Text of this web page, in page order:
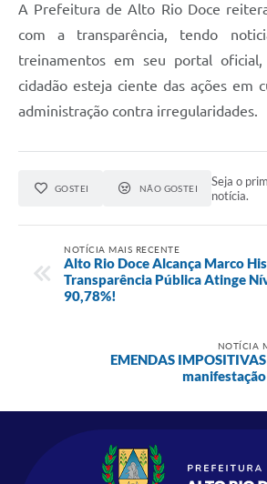
A Prefeitura de Alto Rio Doce
com a transparência, tendo
treinamentos em seu portal
cidadão esteja ciente das ações em
administração contra irregularidades.
GOSTEI NÃO GOSTEI
Seja o
notícia.
NOTÍCIA MAIS RECENTE
Alto Rio Doce Alcança Marco
Transparência Pública Atinge
90,78%!
NOTÍCIA
EMENDAS